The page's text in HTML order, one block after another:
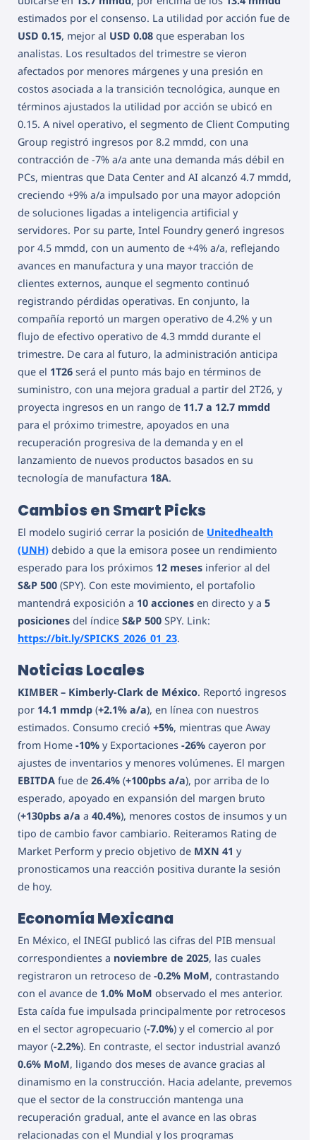
estimados por el consenso. La utilidad por acción fue de
USD 0.15, mejor al USD 0.08 que esperaban los
analistas. Los resultados del trimestre se vieron
afectados por menores márgenes y una presión en
costos asociada a la transición tecnológica, aunque en
términos ajustados la utilidad por acción se ubicó en
0.15. A nivel operativo, el segmento de Client Computing
Group registró ingresos por 8.2 mmdd, con una
contracción de -7% a/a ante una demanda más débil en
PCs, mientras que Data Center and AI alcanzó 4.7 mmdd,
creciendo +9% a/a impulsado por una mayor adopción
de soluciones ligadas a inteligencia artificial y
servidores. Por su parte, Intel Foundry generó ingresos
por 4.5 mmdd, con un aumento de +4% a/a, reflejando
avances en manufactura y una mayor tracción de
clientes externos, aunque el segmento continuó
registrando pérdidas operativas. En conjunto, la
compañía reportó un margen operativo de 4.2% y un
flujo de efectivo operativo de 4.3 mmdd durante el
trimestre. De cara al futuro, la administración anticipa
que el 1T26 será el punto más bajo en términos de
suministro, con una mejora gradual a partir del 2T26, y
proyecta ingresos en un rango de 11.7 a 12.7 mmdd
para el próximo trimestre, apoyados en una
recuperación progresiva de la demanda y en el
lanzamiento de nuevos productos basados en su
tecnología de manufactura 18A.
Cambios en Smart Picks
El modelo sugirió cerrar la posición de Unitedhealth
(UNH) debido a que la emisora posee un rendimiento
esperado para los próximos 12 meses inferior al del
S&P 500 (SPY). Con este movimiento, el portafolio
mantendrá exposición a 10 acciones en directo y a 5
posiciones del índice S&P 500 SPY. Link:
https://bit.ly/SPICKS_2026_01_23.
Noticias Locales
KIMBER – Kimberly-Clark de México. Reportó ingresos
por 14.1 mmdp (+2.1% a/a), en línea con nuestros
estimados. Consumo creció +5%, mientras que Away
from Home -10% y Exportaciones -26% cayeron por
ajustes de inventarios y menores volúmenes. El margen
EBITDA fue de 26.4% (+100pbs a/a), por arriba de lo
esperado, apoyado en expansión del margen bruto
(+130pbs a/a a 40.4%), menores costos de insumos y un
tipo de cambio favor cambiario. Reiteramos Rating de
Market Perform y precio objetivo de MXN 41 y
pronosticamos una reacción positiva durante la sesión
de hoy.
Economía Mexicana
En México, el INEGI publicó las cifras del PIB mensual
correspondientes a noviembre de 2025, las cuales
registraron un retroceso de -0.2% MoM, contrastando
con el avance de 1.0% MoM observado el mes anterior.
Esta caída fue impulsada principalmente por retrocesos
en el sector agropecuario (-7.0%) y el comercio al por
mayor (-2.2%). En contraste, el sector industrial avanzó
0.6% MoM, ligando dos meses de avance gracias al
dinamismo en la construcción. Hacia adelante, prevemos
que el sector de la construcción mantenga una
recuperación gradual, ante el avance en las obras
relacionadas con el Mundial y los programas